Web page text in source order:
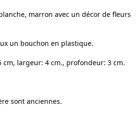
marron avec un décor de fleurs
un bouchon en plastique.
cm, largeur: 4 cm., profondeur: 3 cm.
sont anciennes.